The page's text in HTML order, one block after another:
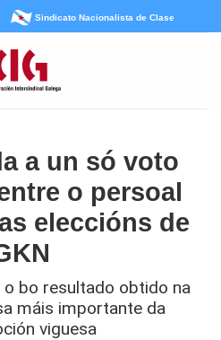
Sindicato Nacionalista de Clase
a un só voto
o persoal
eleccións de
o bo resultado obtido na
máis importante da
viguesa